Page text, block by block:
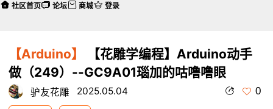
【Arduino】
【花雕学编程】Arduino动手
做（249）--GC9A01瑙加的咕噜噜眼
驴友花雕 2025.05.04 0
社区首页 论坛 商城 登录